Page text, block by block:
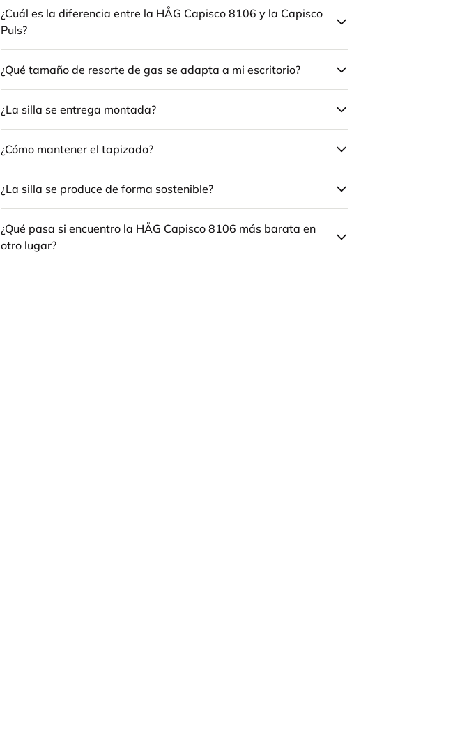
¿Cuál es la diferencia entre la HÅG Capisco 8106 y la Capisco
Puls?
¿Qué tamaño de resorte de gas se adapta a mi escritorio?
¿La silla se entrega montada?
¿Cómo mantener el tapizado?
¿La silla se produce de forma sostenible?
¿Qué pasa si encuentro la HÅG Capisco 8106 más barata en
otro lugar?